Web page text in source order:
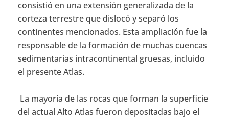
consistió en una extensión generalizada de la
corteza terrestre que dislocó y separó los
continentes mencionados. Esta ampliación fue la
responsable de la formación de muchas cuencas
sedimentarias intracontinental gruesas, incluido
el presente Atlas.
La mayoría de las rocas que forman la superficie
del actual Alto Atlas fueron depositadas bajo el